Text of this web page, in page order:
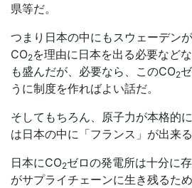
県等だ。
つまり日本の中にもスウェーデン
CO2を理由に日本を出る必要など
も盛んだが、必要なら、このCO2
うに制度を作ればよい話だ。
そしてもちろん、原子力が本格的
は日本の中に「フランス」が出来る
日本にCO2ゼロの発電所は十分に
がサプライチェーンに生き残るた